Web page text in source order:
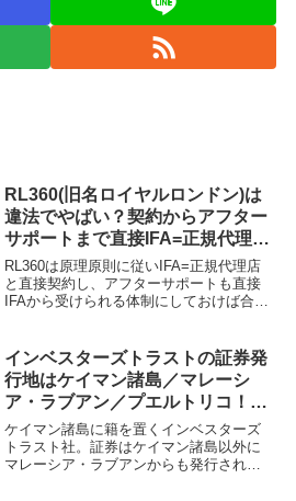
RL360(旧名ロイヤルロンドン)は
違法でやばい？契約からアフター
サポートまで直接IFA=正規代理店
でお世話になれる環境なら合法で
無問題！
RL360は原理原則に従いIFA=正規代理店
と直接契約し、アフターサポートも直接
IFAから受けられる体制にしておけば合法
トが満足に受けられずやばい目に遭う可
能性が高い。
インベスターズトラストの証券発
行地はケイマン諸島／マレーシ
ア・ラブアン／プエルトリコ！
Puerto Ricoは共通報告基準
=CRS不参加地域！
ケイマン諸島に籍を置くインベスターズ
トラスト社。証券はケイマン諸島以外に
マレーシア・ラブアンからも発行されて